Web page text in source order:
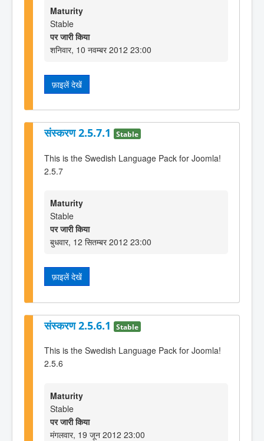
Maturity
Stable
पर जारी किया
शनिवार, 10 नवम्बर 2012 23:00
फ़ाइलें देखें
संस्करण 2.5.7.1 Stable
This is the Swedish Language Pack for Joomla!
2.5.7
Maturity
Stable
पर जारी किया
बुधवार, 12 सितम्बर 2012 23:00
फ़ाइलें देखें
संस्करण 2.5.6.1 Stable
This is the Swedish Language Pack for Joomla!
2.5.6
Maturity
Stable
पर जारी किया
मंगलवार, 19 जून 2012 23:00